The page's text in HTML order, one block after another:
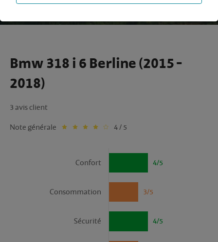
Bmw 318 i 6 Berline (2015 -
2018)
3 avis client
Note générale 4 / 5
4/5
Confort
3/5
Consommation
4/5
Sécurité